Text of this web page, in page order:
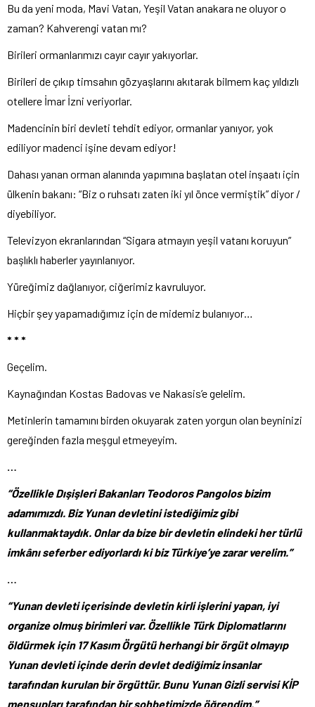
Bu da yeni moda, Mavi Vatan, Yeşil Vatan anakara ne oluyor o
zaman? Kahverengi vatan mı?
Birileri ormanlarımızı cayır cayır yakıyorlar.
Birileri de çıkıp timsahın gözyaşlarını akıtarak bilmem kaç yıldızlı
otellere İmar İzni veriyorlar.
Madencinin biri devleti tehdit ediyor, ormanlar yanıyor, yok
ediliyor madenci işine devam ediyor!
Dahası yanan orman alanında yapımına başlatan otel inşaatı için
ülkenin bakanı: “Biz o ruhsatı zaten iki yıl önce vermiştik” diyor /
diyebiliyor.
Televizyon ekranlarından “Sigara atmayın yeşil vatanı koruyun”
başlıklı haberler yayınlanıyor.
Yüreğimiz dağlanıyor, ciğerimiz kavruluyor.
Hiçbir şey yapamadığımız için de midemiz bulanıyor…
* * *
Geçelim.
Kaynağından Kostas Badovas ve Nakasis’e gelelim.
Metinlerin tamamını birden okuyarak zaten yorgun olan beyninizi
gereğinden fazla meşgul etmeyeyim.
“Özellikle Dışişleri Bakanları Teodoros Pangolos bizim
adamımızdı. Biz Yunan devletini istediğimiz gibi
kullanmaktaydık. Onlar da bize bir devletin elindeki her türlü
imkânı seferber ediyorlardı ki biz Türkiye’ye zarar verelim.”
“Yunan devleti içerisinde devletin kirli işlerini yapan, iyi
organize olmuş birimleri var. Özellikle Türk Diplomatlarını
öldürmek için 17 Kasım Örgütü herhangi bir örgüt olmayıp
Yunan devleti içinde derin devlet dediğimiz insanlar
tarafından kurulan bir örgüttür. Bunu Yunan Gizli servisi KİP
mensupları tarafından bir sohbetimizde öğrendim.”